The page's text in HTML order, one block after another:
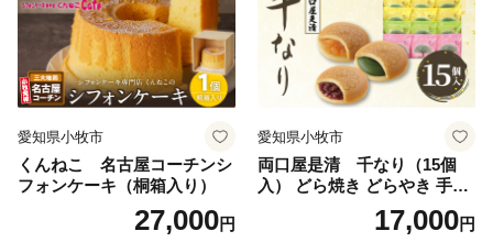
愛知県小牧市
くんねこ 名古屋コーチンシ
フォンケーキ（桐箱入り）
27,000円
愛知県小牧市
両口屋是清 千なり（15個
入） どら焼き どらやき 手土
産 お土産 土産 丹波大納言小
豆 抹茶 林檎 りんご 慶事 お
17,000円